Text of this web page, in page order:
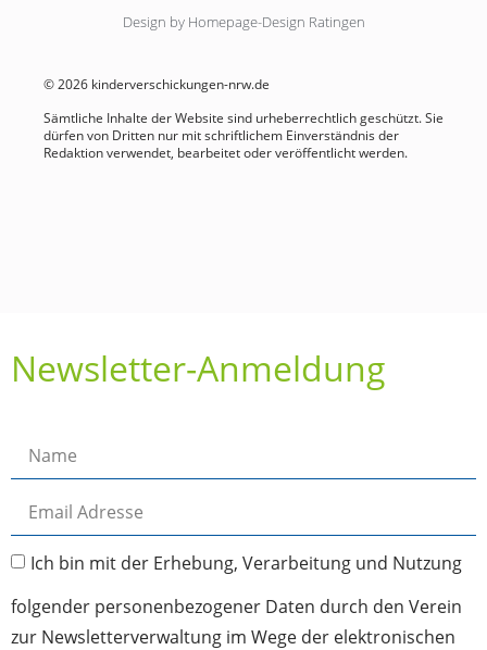
Design by Homepage-Design Ratingen
© 2026 kinderverschickungen-nrw.de
Sämtliche Inhalte der Website sind urheberrechtlich geschützt. Sie
dürfen von Dritten nur mit schriftlichem Einverständnis der
Redaktion verwendet, bearbeitet oder veröffentlicht werden.
Newsletter-Anmeldung
Ich bin mit der Erhebung, Verarbeitung und Nutzung
folgender personenbezogener Daten durch den Verein
zur Newsletterverwaltung im Wege der elektronischen